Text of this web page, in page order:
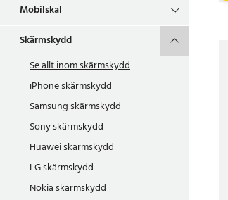
Mobilskal
Skärmskydd
Se allt inomskärmskydd
iPhone skärmskydd
Samsung skärmskydd
Sony skärmskydd
Huawei skärmskydd
LG skärmskydd
Nokia skärmskydd